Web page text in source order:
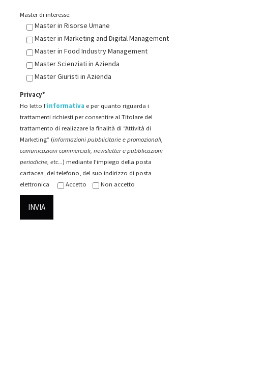
Master di interesse:
Master in Risorse Umane
Master in Marketing and Digital Management
Master in Food Industry Management
Master Scienziati in Azienda
Master Giuristi in Azienda
Privacy*
Ho letto l'informativa e per quanto riguarda i
trattamenti richiesti per consentire al Titolare del
trattamento di realizzare la finalità di “Attività di
Marketing” (informazioni pubblicitarie e promozionali,
comunicazioni commerciali, newsletter e pubblicazioni
periodiche, etc...) mediante l’impiego della posta
cartacea, del telefono, del suo indirizzo di posta
elettronica
Accetto Non accetto